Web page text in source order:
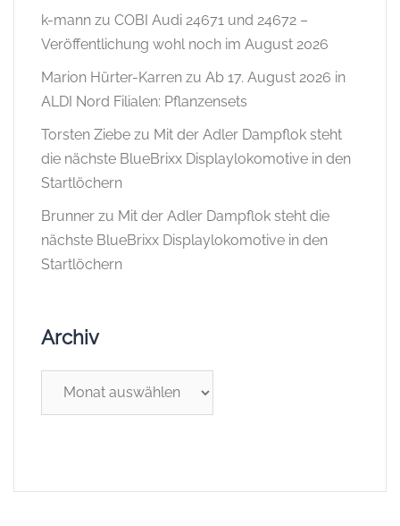
k-mann zu COBI Audi 24671 und 24672 –
Veröffentlichung wohl noch im August 2026
Marion Hürter-Karren zu Ab 17. August 2026 in
ALDI Nord Filialen: Pflanzensets
Torsten Ziebe zu Mit der Adler Dampflok steht
die nächste BlueBrixx Displaylokomotive in den
Startlöchern
Brunner zu Mit der Adler Dampflok steht die
nächste BlueBrixx Displaylokomotive in den
Startlöchern
Archiv